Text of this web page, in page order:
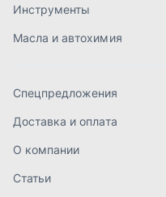
order@mteh74.ru
+7 (904) 945-52-55
г. Златоуст